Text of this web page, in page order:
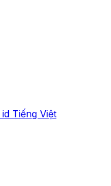
id Tiếng Việt